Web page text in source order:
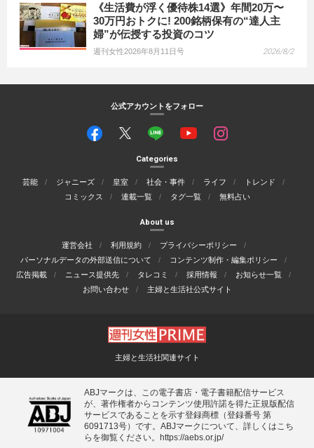
《生活費が浮く優待株14選》年間20万〜
30万円おトクに! 200銘柄保有の“達人主
婦”が伝授する投資のコツ
週刊女性2026年8月11日号 2026/8/2
公式アカウントをフォロー
Categories
芸能 ジャニーズ 皇室 社会・事件 ライフ
トレンド
コミックス
連載一覧 タグ一覧 無料占い
About us
運営会社 利用規約
プライバシーポリシー
パーソナルデータの外部送信について
コンテンツ制作・編集ポリシー
広告掲載
ニュース提供先 タレコミ 採用情報
お知らせ一覧
お問い合わせ
主婦と生活社公式サイト
主婦と生活社関連サイト
ABJマークは、この電子書店・電子書籍配信サービス
が、著作権者からコンテンツ使用許諾を得た正規版配信
サービスであることを示す登録商標（登録番号 第
6091713号）です。ABJマークについて、詳しくはこち
らを御覧ください。 https://aebs.or.jp/